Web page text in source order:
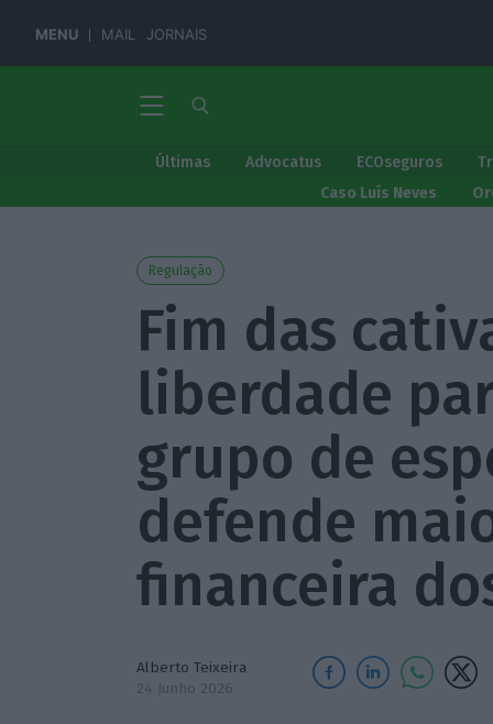
MENU MAIL JORNAIS
Últimas Advocatus ECOseguros
Caso Luís Neves
Regulação
Fim das
liberdade
grupo de
defende
financeira
Alberto Teixeira
24 Junho 2026